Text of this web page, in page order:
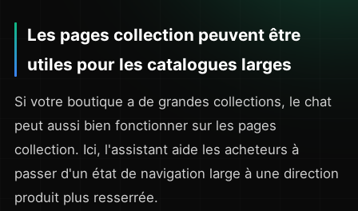
Les pages collection peuvent être
utiles pour les catalogues larges
Si votre boutique a de grandes collections, le chat
peut aussi bien fonctionner sur les pages
collection. Ici, l'assistant aide les acheteurs à
passer d'un état de navigation large à une direction
produit plus resserrée.